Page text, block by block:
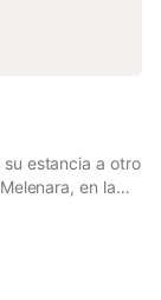
estancia a otro
en la
línea de
su entorno.
baño, salón